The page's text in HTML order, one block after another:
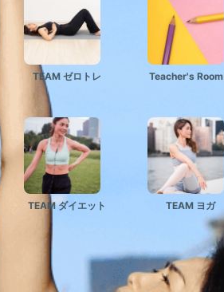
TEAM ゼロトレ Teacher's Room
TEAM ダイエット TEAM ヨガ